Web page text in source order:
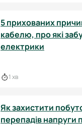
5 прихованих
кабелю, про які
електрики
1 хв
Як захистити
перепадів напруги